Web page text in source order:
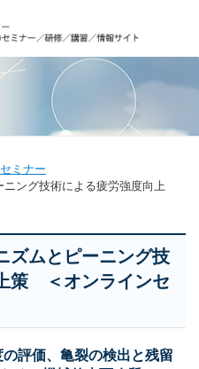
ミナー
ング技術による疲労強度向上
ズムとピーニング技
策 ＜オンラインセ
評価、亀裂の検出と残留